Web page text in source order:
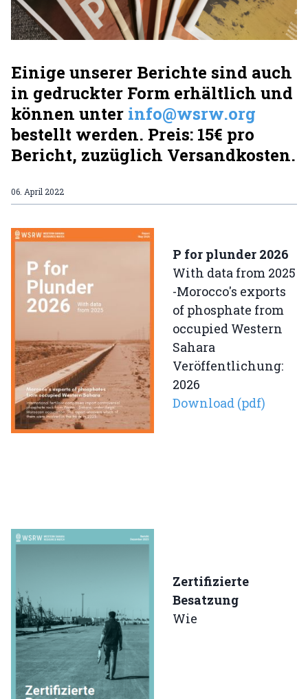
Einige unserer Berichte sind auch
in gedruckter Form erhältlich und
können unter info@wsrw.org
bestellt werden. Preis: 15€ pro
Bericht, zuzüglich Versandkosten.
06. April 2022
P for plunder 2026
With data from 2025
-Morocco's exports
of phosphate from
occupied Western
Sahara
Veröffentlichung:
2026
Download (pdf)
Zertifizierte
Besatzung
Wie